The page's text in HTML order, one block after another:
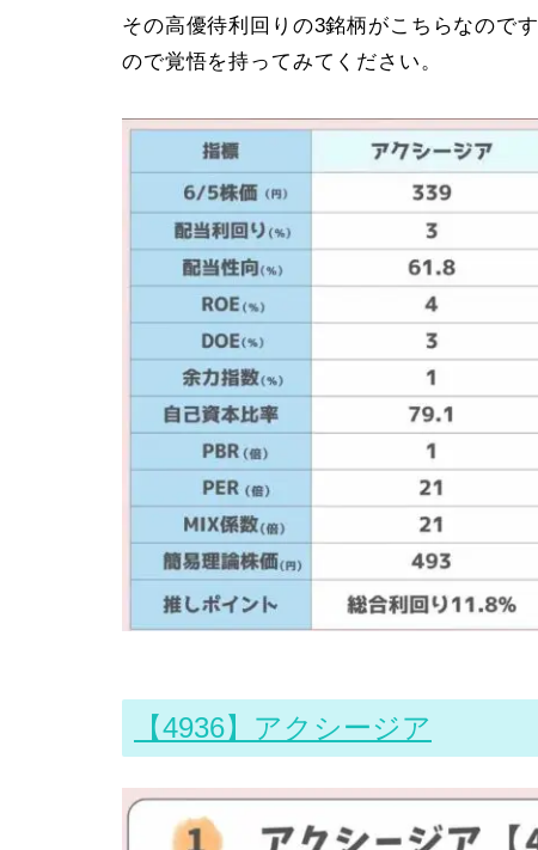
その高優待利回りの3銘柄がこちらなので
ので覚悟を持ってみてください。
【4936】アクシージア